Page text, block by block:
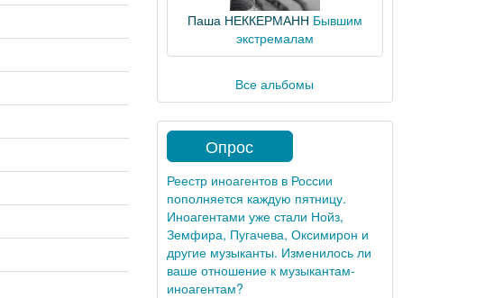
Паша НЕККЕРМАНН Бывшим
экстремалам
Все альбомы
Опрос
Реестр иноагентов в России
пополняется каждую пятницу.
Иноагентами уже стали Нойз,
Земфира, Пугачева, Оксимирон и
другие музыканты. Изменилось ли
ваше отношение к музыкантам-
иноагентам?